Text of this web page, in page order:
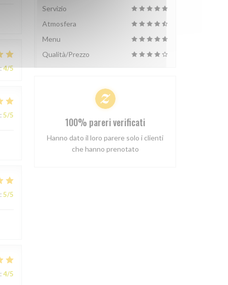
4/5
: 5/5
: 5/5
: 4/5
Servizio
Atmosfera
Menu
Qualità/Prezzo
100% pareri verificati
Hanno dato il loro parere solo i clienti
che hanno prenotato